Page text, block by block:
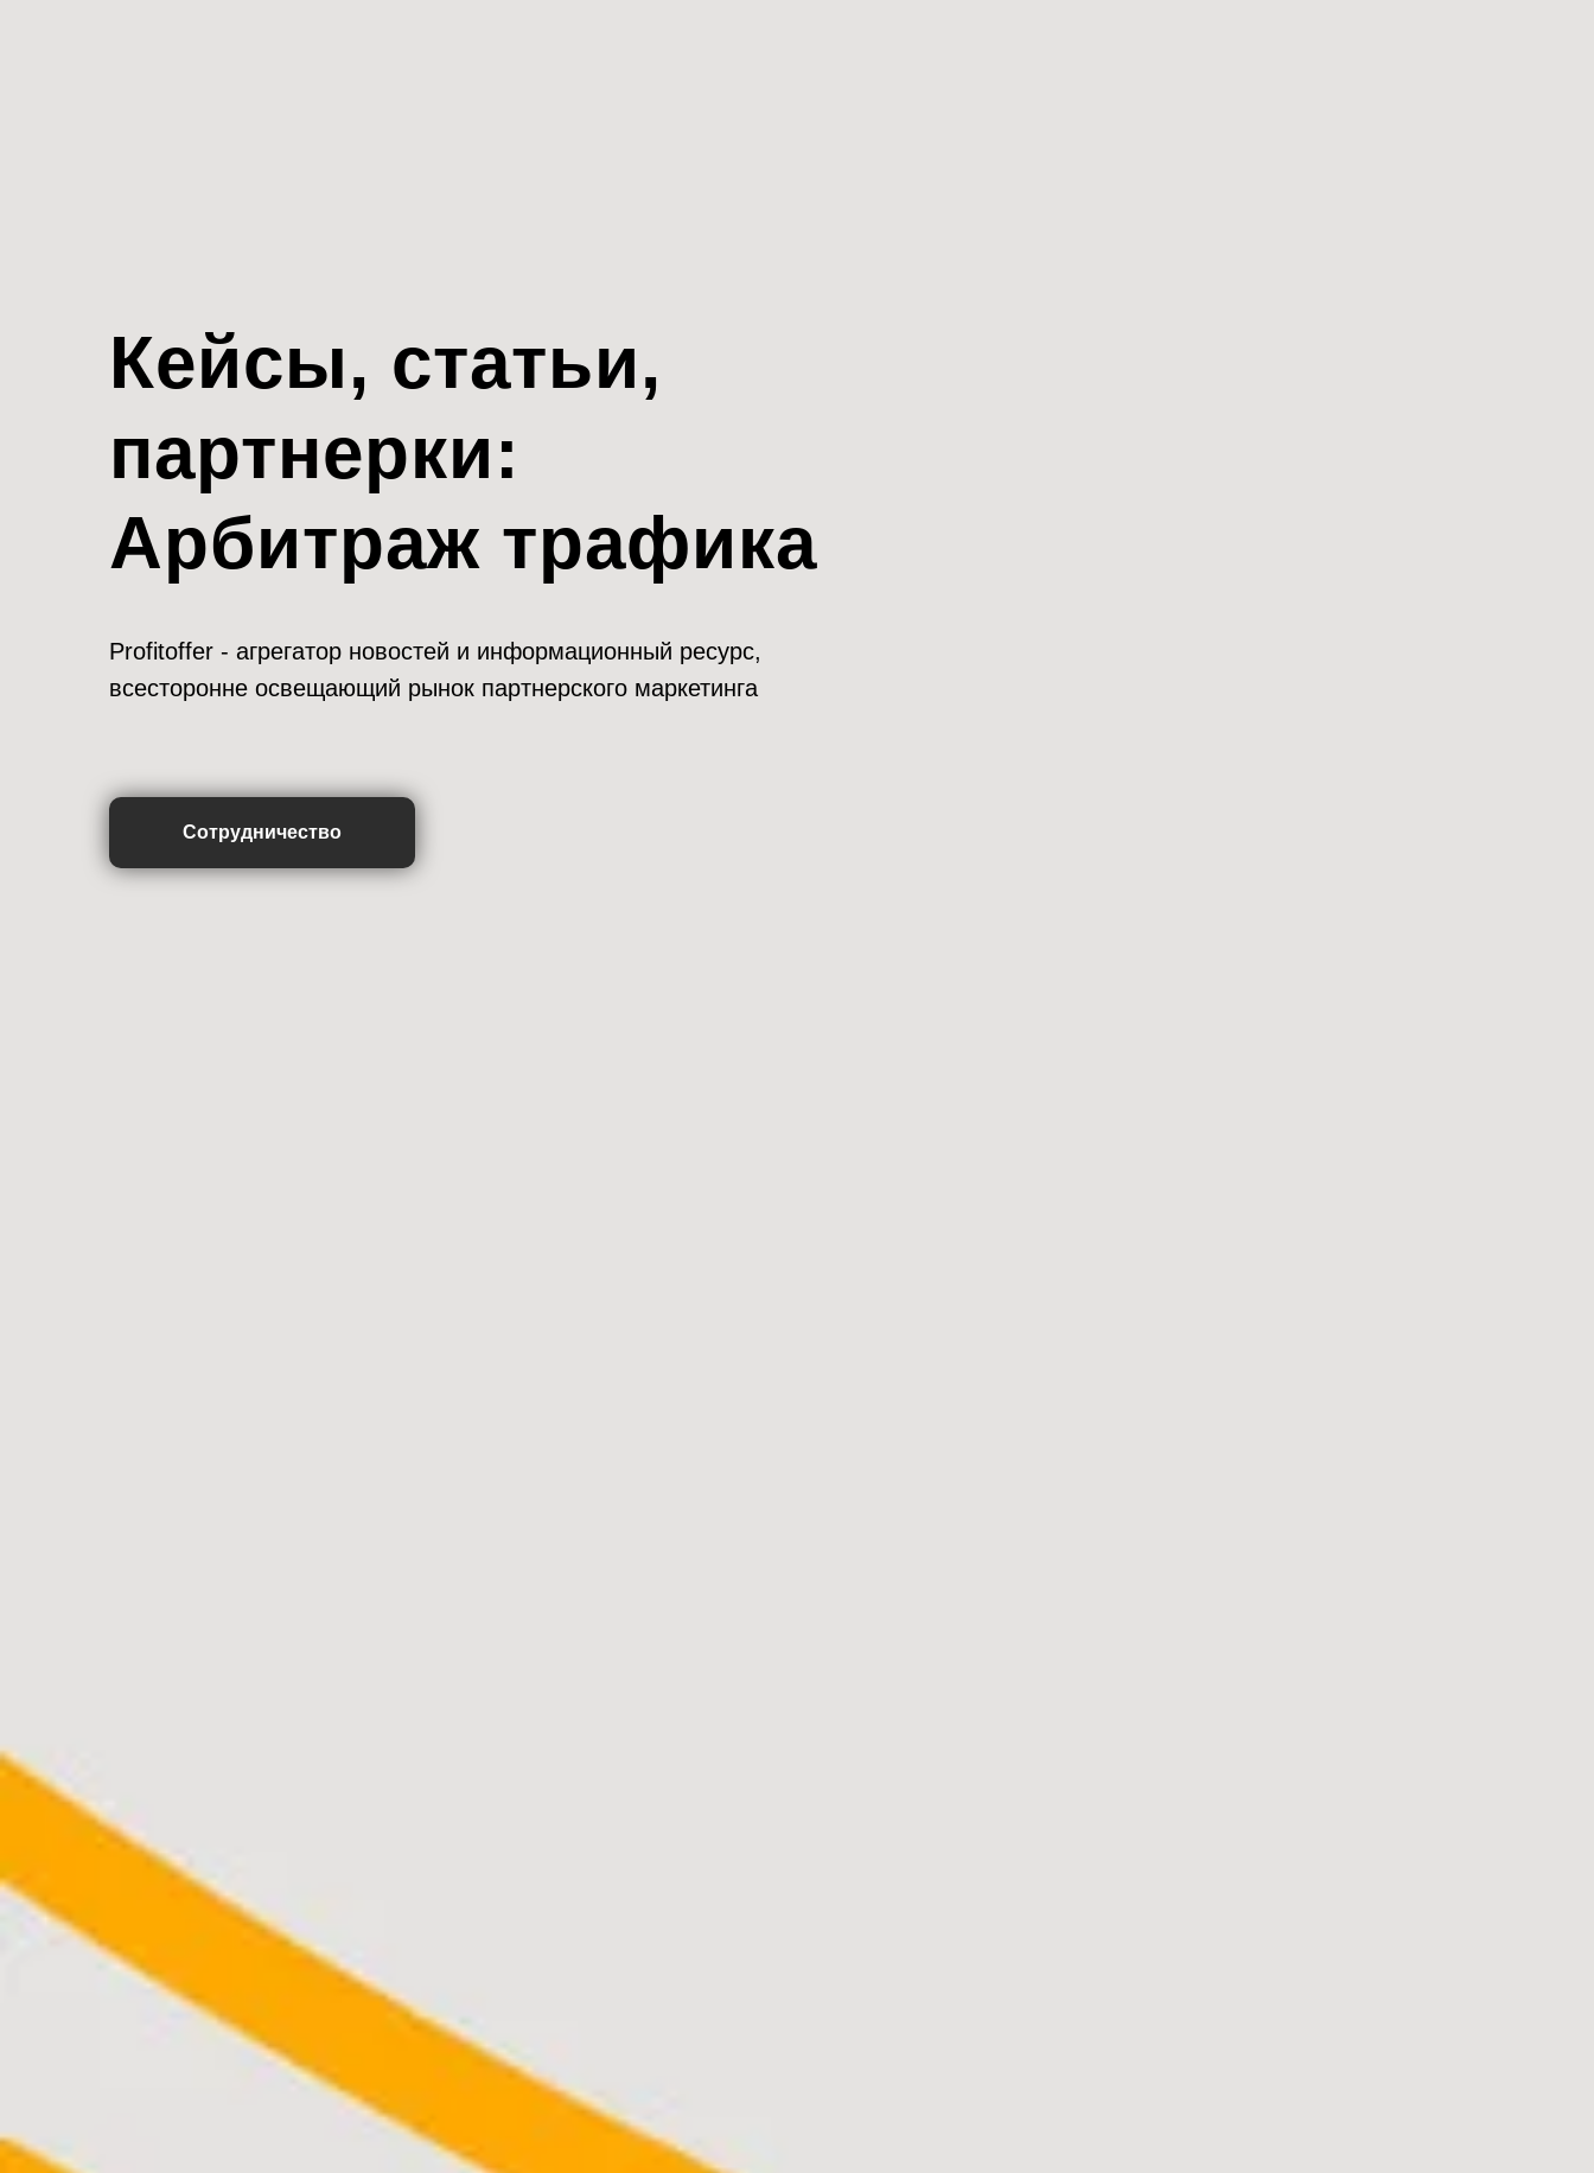
Кейсы, статьи,
партнерки:
Арбитраж трафика
Profitoffer - агрегатор новостей и информационный ресурс,
всесторонне освещающий рынок партнерского маркетинга
Сотрудничество